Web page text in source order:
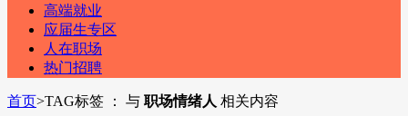
高端就业
应届生专区
人在职场
热门招聘
首页>TAG标签 ： 与 职场情绪人 相关内容